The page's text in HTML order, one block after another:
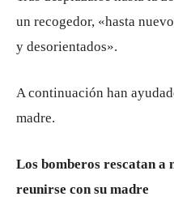
un recogedor, «hasta
y desorientados».
A continuación han
madre.
Los bomberos rescatan a
reunirse con su madre